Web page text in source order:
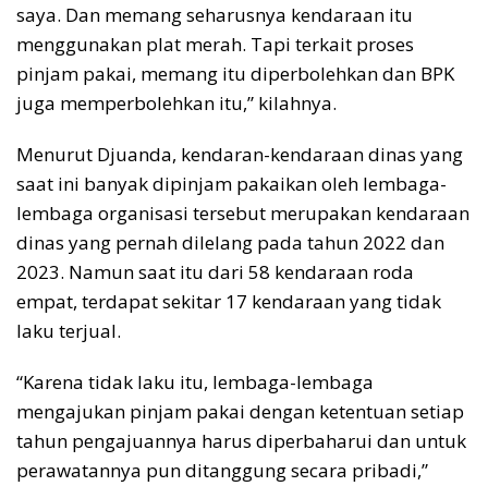
saya. Dan memang seharusnya kendaraan itu
menggunakan plat merah. Tapi terkait proses
pinjam pakai, memang itu diperbolehkan dan BPK
juga memperbolehkan itu,” kilahnya.
Menurut Djuanda, kendaran-kendaraan dinas yang
saat ini banyak dipinjam pakaikan oleh lembaga-
lembaga organisasi tersebut merupakan kendaraan
dinas yang pernah dilelang pada tahun 2022 dan
2023. Namun saat itu dari 58 kendaraan roda
empat, terdapat sekitar 17 kendaraan yang tidak
laku terjual.
“Karena tidak laku itu, lembaga-lembaga
mengajukan pinjam pakai dengan ketentuan setiap
tahun pengajuannya harus diperbaharui dan untuk
perawatannya pun ditanggung secara pribadi,”